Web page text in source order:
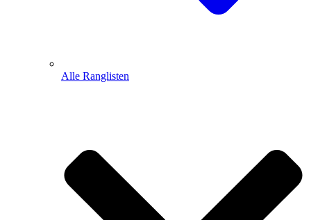
Alle Ranglisten